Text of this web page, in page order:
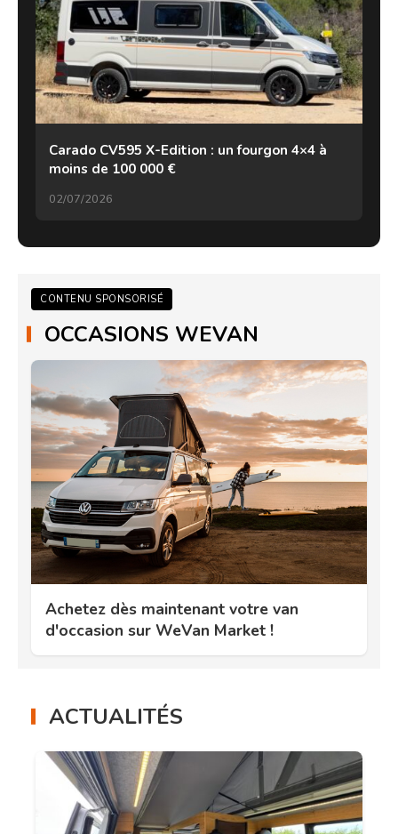
Carado CV595 X-Edition : un fourgon 4×4 à
moins de 100 000 €
02/07/2026
CONTENU SPONSORISÉ
OCCASIONS WEVAN
Achetez dès maintenant votre van
d'occasion sur WeVan Market !
ACTUALITÉS